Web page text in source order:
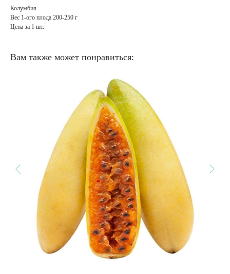
Колумбия
Вес 1-ого плода 200-250 г
Цена за 1 шт.
Вам также может понравиться: